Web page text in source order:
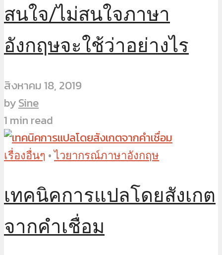
สนใจ/ไม่สนใจภาษา
อังกฤษจะใช้ว่าอย่างไร
สิงหาคม 18, 2019
bySine
1 min read
เรื่องอื่นๆ • ไวยากรณ์ภาษาอังกฤษ
เทคนิคการแปลโดยสังเกต
จากคำเชื่อม